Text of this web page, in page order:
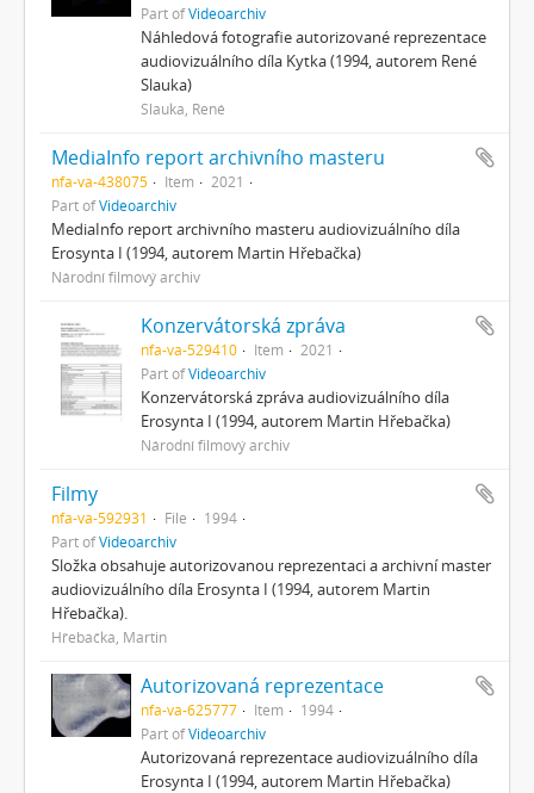
Part ofVideoarchiv
Náhledová fotografie autorizované reprezentace
audiovizuálního díla Kytka (1994, autorem René
Slauka)
Slauka, René
MediaInfo report archivního masteru
nfa-va-438075 Item
2021
Part ofVideoarchiv
MediaInfo report archivního masteru audiovizuálního díla
Erosynta I (1994, autorem Martin Hřebačka)
Národní filmový archiv
Konzervátorská zpráva
nfa-va-529410 Item
2021
Part ofVideoarchiv
Konzervátorská zpráva audiovizuálního díla
Erosynta I (1994, autorem Martin Hřebačka)
Národní filmový archiv
Filmy
nfa-va-592931 File
1994
Part ofVideoarchiv
Složka obsahuje autorizovanou reprezentaci a archivní master
audiovizuálního díla Erosynta I (1994, autorem Martin
Hřebačka).
Hřebačka, Martin
Autorizovaná reprezentace
nfa-va-625777 Item
1994
Part ofVideoarchiv
Autorizovaná reprezentace audiovizuálního díla
Erosynta I (1994, autorem Martin Hřebačka)